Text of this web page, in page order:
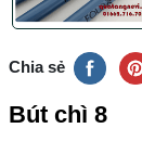
Chia sẻ
Bút chì 8